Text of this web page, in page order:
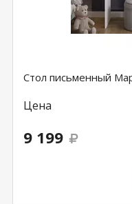
Стол письменный
Цена
9 199